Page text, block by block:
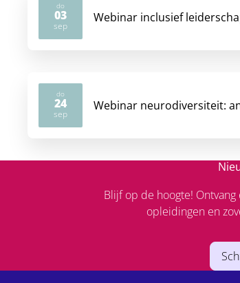
do
03
sep
2026 Webinar inclusief
do
24
sep
2026 Webinar neurodiversiteit:
Blijf op de hoogte!
opleidingen en